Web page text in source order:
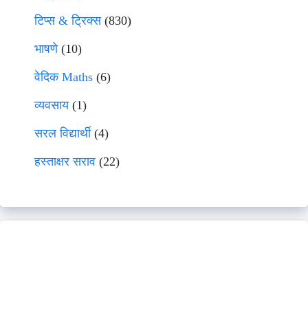
टिप्स & ट्रिक्स(830)
भाषणे(10)
वेदिक Maths (6)
व्यवसाय(1)
सरल विद्यार्थी(4)
हस्ताक्षर सराव (22)